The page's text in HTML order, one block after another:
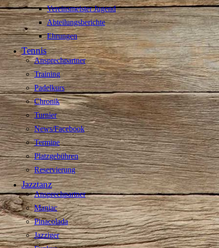
Vereinsmeister Jugend
Abteilungsberichte
Ehrungen
Tennis
Ansprechpartner
Training
Padelkurs
Chronik
Turnier
News/Facebook
Termine
Platzgebühren
Reservierung
Jazztanz
Ansprechpartner
Maniac
Pinacolada
Jazziger